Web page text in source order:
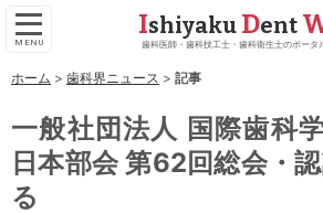
Ishiyaku Dent
歯科医師・歯科技工士・歯科衛生士のポータ
ホーム 歯科界ニュース 記事
一般社団法人 国際歯科
日本部会 第62回総会・
る